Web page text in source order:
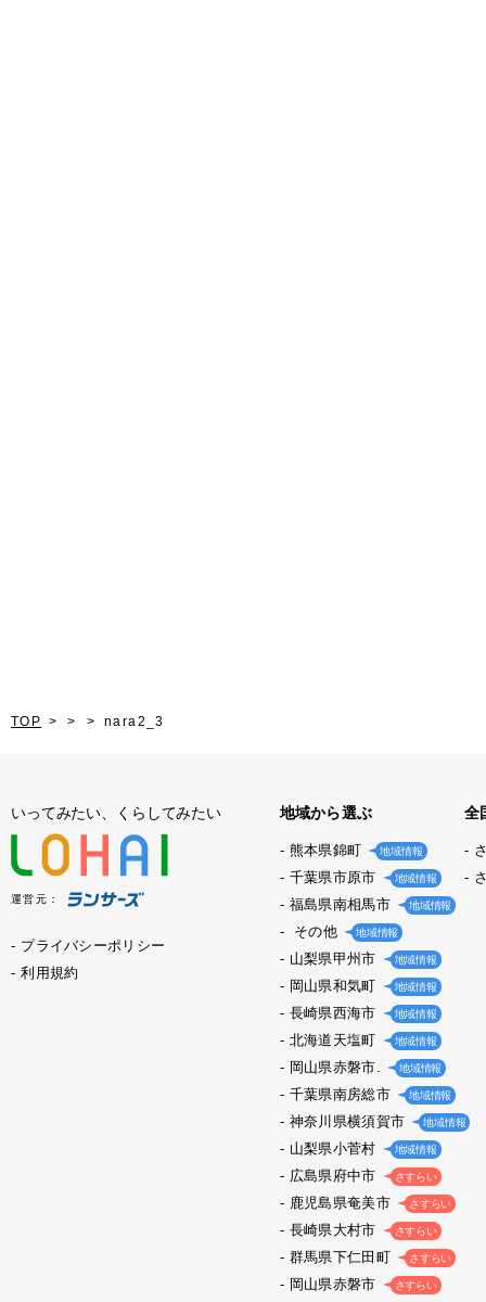
TOP nara2_3
いってみたい、くらしてみたい
運営元：
プライバシーポリシー
利用規約
地域から選ぶ
熊本県錦町 地域情報
千葉県市原市 地域情報
福島県南相馬市 地域情報
その他 地域情報
山梨県甲州市 地域情報
岡山県和気町 地域情報
長崎県西海市 地域情報
北海道天塩町 地域情報
岡山県赤磐市. 地域情報
千葉県南房総市 地域情報
神奈川県横須賀市 地域情報
山梨県小菅村 地域情報
広島県府中市 さすらい
鹿児島県奄美市 さすらい
長崎県大村市 さすらい
群馬県下仁田町 さすらい
岡山県赤磐市 さすらい
全